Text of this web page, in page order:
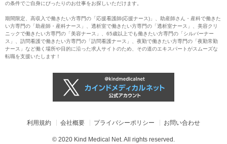
の条件でご自身にぴったりのお仕事をお探しいただけます。
期間限定、高収入で働きたい方専門の「応援看護師(応援ナース)」、助産師さん・産科で働きた
い方専門の「助産師・産科ナース」、透析室で働きたい方専門の「透析室ナース」、美容クリ
ニックで働きたい方専門の「美容ナース」、65歳以上でも働きたい方専門の「シルバーナー
ス」、訪問看護で働きたい方専門の「訪問看護ナース」、夜勤で働きたい方専門の「夜勤常勤
ナース」など働く場所や目的に沿った求人サイトのため、その道のエキスパートがスムーズな
転職を支援いたします！
利用規約 会社概要 プライバシーポリシー お問い合わせ
© 2020 Kind Medical Net. All rights reserved.